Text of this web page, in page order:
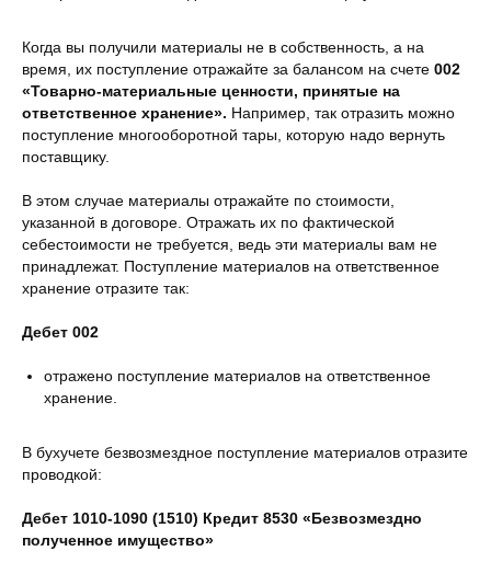
Когда вы получили материалы не в собственность, а на
время, их поступление отражайте за балансом на счете 002
«Товарно-материальные ценности, принятые на
ответственное хранение». Например, так отразить можно
поступление многооборотной тары, которую надо вернуть
поставщику.
В этом случае материалы отражайте по стоимости,
указанной в договоре. Отражать их по фактической
себестоимости не требуется, ведь эти материалы вам не
принадлежат. Поступление материалов на ответственное
хранение отразите так:
Дебет 002
отражено поступление материалов на ответственное
хранение.
В бухучете безвозмездное поступление материалов отразите
проводкой:
Дебет 1010-1090 (1510) Кредит 8530 «Безвозмездно
полученное имущество»